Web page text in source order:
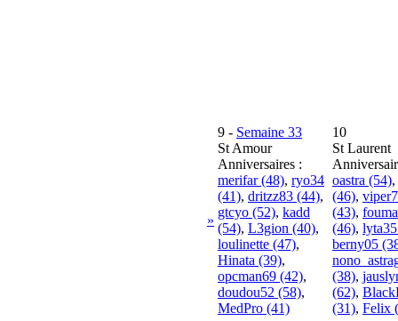
»
9 - Semaine 33
St Amour
Anniversaires :
merifar (48), ryo34
(41), dritzz83 (44),
gtcyo (52), kadd
(54), L3gion (40),
loulinette (47),
Hinata (39),
opcman69 (42),
doudou52 (58),
MedPro (41)
10
St Laurent
oastra (54),
(46),
(43),
(46),
berny05
(38),
(62),
(31), Felix